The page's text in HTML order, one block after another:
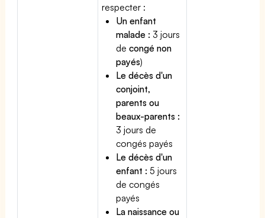
respecter :
Un enfant
malade : 3 jours
decongé non
payés)
Le décès d'un
conjoint,
parents ou
beaux-parents :
3 jours de
congés payés
Le décès d'un
enfant : 5 jours
de congés
payés
La naissance ou